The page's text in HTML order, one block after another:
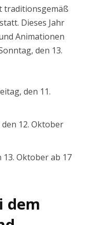
traditionsgemäß
Dieses Jahr
Animationen
den 13.
den 11.
12. Oktober
Oktober ab 17
dem